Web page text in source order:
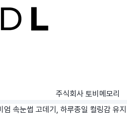
주식회사 토비메모리
속눈썹 고데기, 하루종일 컬링감 유지